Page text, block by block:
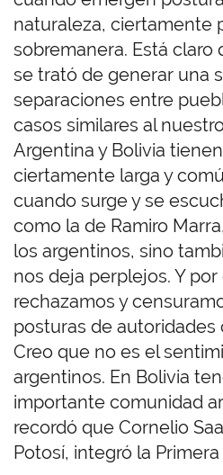
naturaleza, ciertamente
sobremanera. Está claro
se trató de generar una
separaciones entre
casos similares al
Argentina y Bolivia
ciertamente larga y
cuando surge y se
como la de Ramiro
los argentinos, sino
nos deja perplejos. Y
rechazamos y
posturas de autoridades
Creo que no es el
argentinos. En Bolivia
importante comunidad
recordó que Cornelio
Potosí, integró la